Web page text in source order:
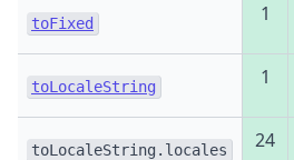
toFixed 1
toLocaleString 1
toLocaleString.locales 24